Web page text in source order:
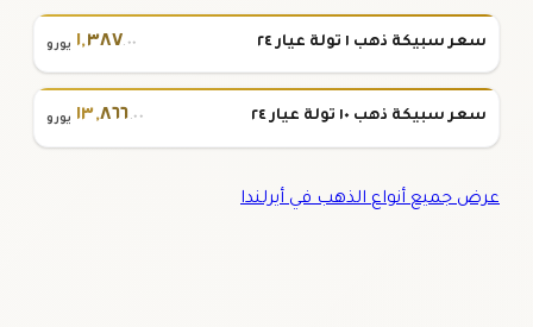
سعر سبيكة ذهب ١ تولة عيار ٢٤ ١,٣٨٧.٠٠ يورو
سعر سبيكة ذهب ١٠ تولة عيار ٢٤ ١٣,٨٦٦.٠٠ يورو
عرض جميع أنواع الذهب في أيرلندا